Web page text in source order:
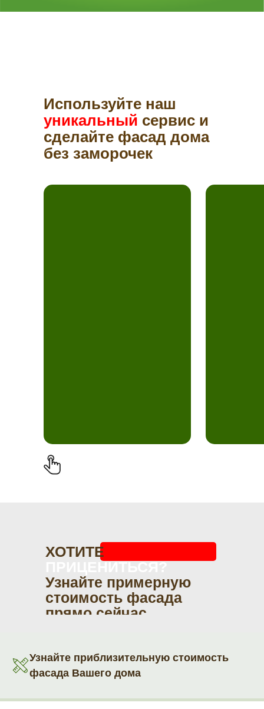
Используйте наш
уникальный сервис и
сделайте фасад дома
без заморочек
ХОТИТЕ
Узнайте примерную
стоимость фасада
прямо сейчас
Узнайте приблизительную стоимость
фасада Вашего дома